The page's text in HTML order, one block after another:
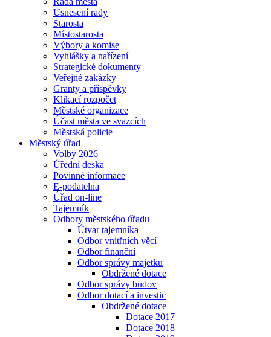
Usnesení rady
Starosta
Místostarosta
Výbory a komise
Vyhlášky a nařízení
Strategické dokumenty
Veřejné zakázky
Granty a příspěvky
Klikací rozpočet
Městské organizace
Účast města ve svazcích
Městská policie
Městský úřad
Volby 2026
Úřední deska
Povinné informace
E-podatelna
Úřad on-line
Tajemník
Odbory městského úřadu
Útvar tajemníka
Odbor vnitřních věcí
Odbor finanční
Odbor správy majetku
Obdržené dotace
Odbor správy budov
Odbor dotací a investic
Obdržené dotace
Dotace 2017
Dotace 2018